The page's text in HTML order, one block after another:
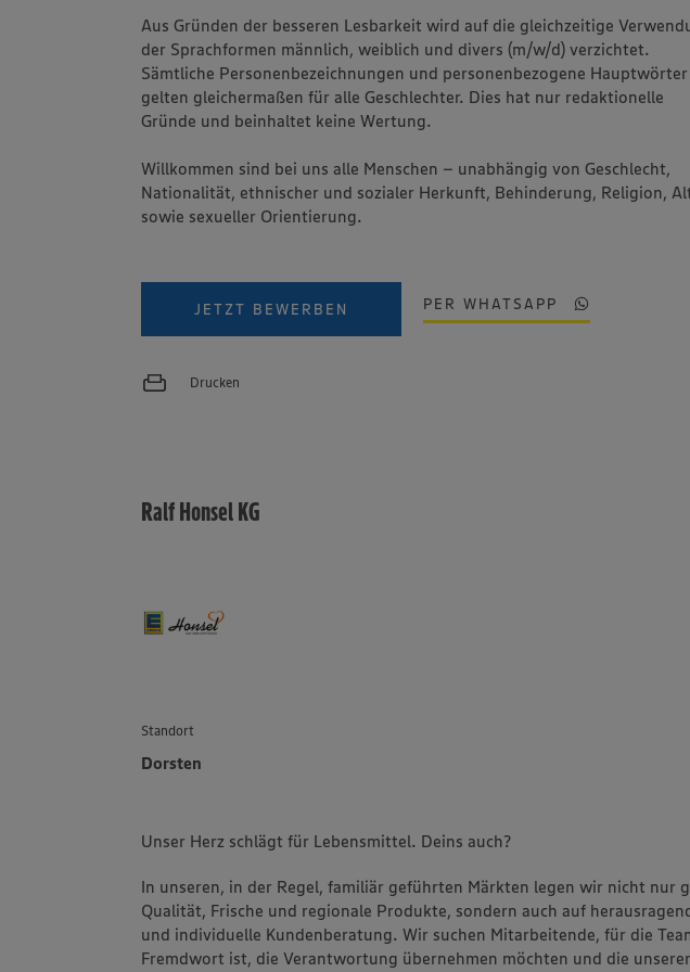
Aus Gründen der besseren Lesbarkeit wird auf die gleichzeitige
der Sprachformen männlich, weiblich und divers (m/w/d) verzichtet.
Sämtliche Personenbezeichnungen und personenbezogene Hauptwörter
gelten gleichermaßen für alle Geschlechter. Dies hat nur redaktionelle
Gründe und beinhaltet keine Wertung.
Willkommen sind bei uns alle Menschen – unabhängig von Geschlecht,
Nationalität, ethnischer und sozialer Herkunft, Behinderung, Religion,
sowie sexueller Orientierung.
JETZT BEWERBEN PER WHATSAPP
Drucken
Ralf Honsel KG
Standort
Dorsten
Unser Herz schlägt für Lebensmittel. Deins auch?
In unseren, in der Regel, familiär geführten Märkten legen wir nicht nur
Qualität, Frische und regionale Produkte, sondern auch auf
und individuelle Kundenberatung. Wir suchen Mitarbeitende, für die
Fremdwort ist, die Verantwortung übernehmen möchten und die